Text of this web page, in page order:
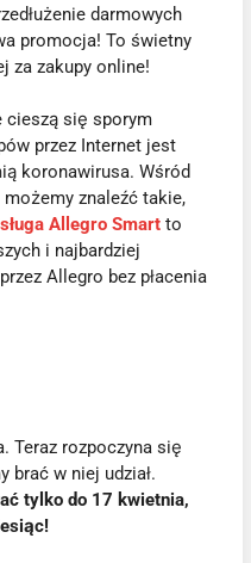
darmowych
promocja! To świetny
za zakupy online!
cieszą się sporym
przez Internet jest
koronawirusa. Wśród
znaleźć takie,
Allegro Smart to
i najbardziej
Allegro bez płacenia
Teraz rozpoczyna się
brać w niej udział.
tylko do 17 kwietnia,